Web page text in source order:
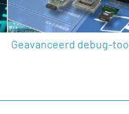
Geavanceerd debug-